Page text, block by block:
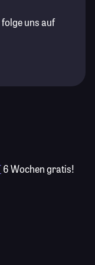
uns auf
6 Wochen gratis!